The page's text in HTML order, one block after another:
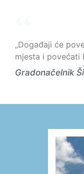
„Događaji će
mjesta i povećati
Gradonačelnik